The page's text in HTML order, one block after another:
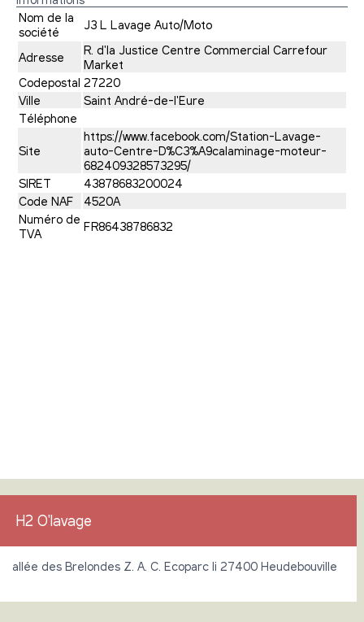
Nom de la
société
J3 L Lavage Auto/Moto
Adresse
R. d'la Justice Centre Commercial Carrefour
Market
Codepostal 27220
Ville
Saint André-de-l'Eure
Téléphone
Site
https://www.facebook.com/Station-Lavage-
auto-Centre-D%C3%A9calaminage-moteur-
682409328573295/
SIRET
43878683200024
Code NAF
4520A
Numéro de
TVA
FR86438786832
H2 O'lavage
allée des Brelondes Z. A. C. Ecoparc Ii 27400 Heudebouville